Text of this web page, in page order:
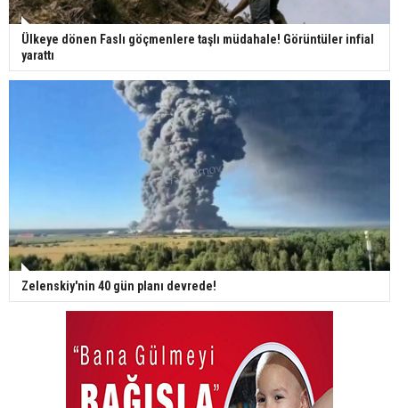
Ülkeye dönen Faslı göçmenlere taşlı müdahale! Görüntüler infial
yarattı
Zelenskiy'nin 40 gün planı devrede!